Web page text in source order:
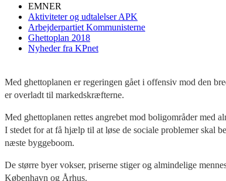
EMNER
Aktiviteter og udtalelser APK
Arbejderpartiet Kommunisterne
Ghettoplan 2018
Nyheder fra KPnet
Med ghettoplanen er regeringen gået i offensiv mod den
er overladt til markedskræfterne.
Med ghettoplanen rettes angrebet mod boligområder med
I stedet for at få hjælp til at løse de sociale problemer skal
næste byggeboom.
De større byer vokser, priserne stiger og almindelige
København og Århus.